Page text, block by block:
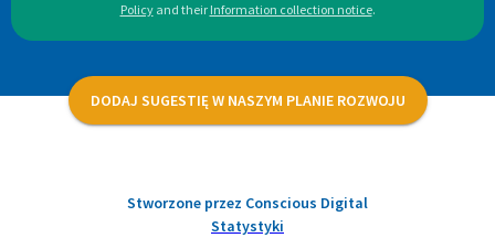
Policy and their Information collection notice.
DODAJ SUGESTIĘ W NASZYM PLANIE ROZWOJU
Stworzone przez Conscious Digital
Statystyki